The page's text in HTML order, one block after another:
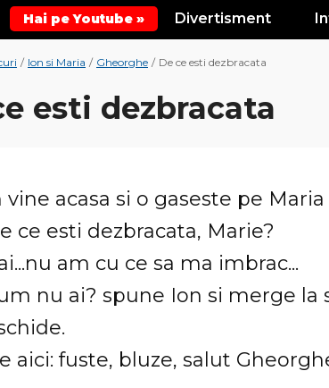
Hai pe Youtube » Divertisment
/ Ion si Maria / Gheorghe / De ce esti dezbracata
esti dezbracata
vine acasa si o gaseste pe Maria
ce esti dezbracata, Marie?
am cu ce sa ma imbrac...
nu ai? spune Ion si merge la
aici: fuste, bluze, salut